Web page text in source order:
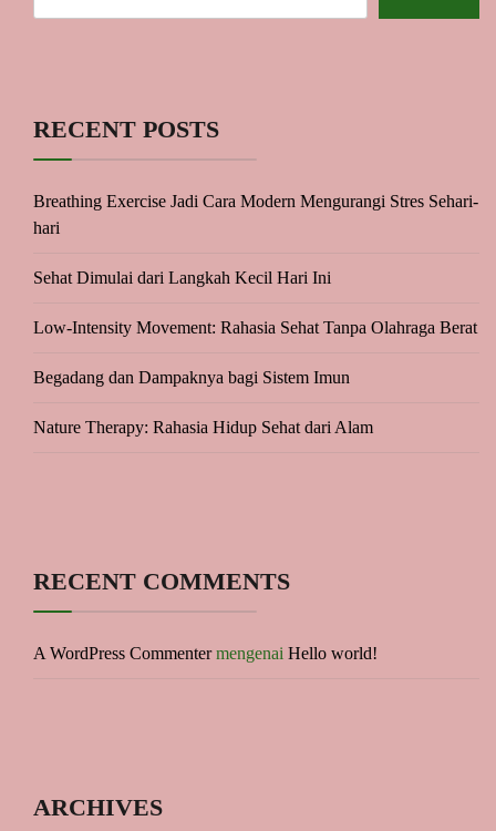
RECENT POSTS
Breathing Exercise Jadi Cara Modern Mengurangi Stres Sehari-
hari
Sehat Dimulai dari Langkah Kecil Hari Ini
Low-Intensity Movement: Rahasia Sehat Tanpa Olahraga Berat
Begadang dan Dampaknya bagi Sistem Imun
Nature Therapy: Rahasia Hidup Sehat dari Alam
RECENT COMMENTS
A WordPress Commentermengenai Hello world!
ARCHIVES